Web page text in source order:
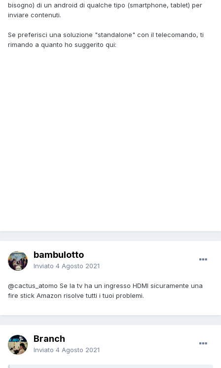
bisogno) di un android di qualche tipo (smartphone, tablet) per
inviare contenuti.
Se preferisci una soluzione "standalone" con il telecomando, ti
rimando a quanto ho suggerito qui:
bambulotto
Inviato 4 Agosto 2021
@cactus_atomo Se la tv ha un ingresso HDMI sicuramente una
fire stick Amazon risolve tutti i tuoi problemi.
Branch
Inviato 4 Agosto 2021